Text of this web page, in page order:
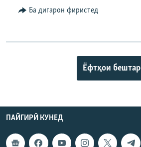
Ба дигарон фиристед
Ёфтҳои бештар
ПАЙГИРӢ КУНЕД